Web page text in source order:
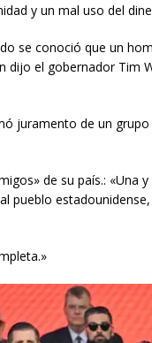
y un mal uso del
se conoció que un
dijo el gobernador Tim
juramento de un
de su país.: «Una
pueblo